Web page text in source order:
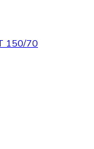
150/70